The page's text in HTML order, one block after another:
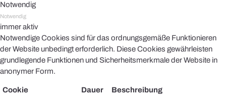
Notwendig
Notwendig
immer aktiv
Notwendige Cookies sind für das ordnungsgemäße Funktionieren
der Website unbedingt erforderlich. Diese Cookies gewährleisten
grundlegende Funktionen und Sicherheitsmerkmale der Website in
anonymer Form.
Cookie Dauer Beschreibung